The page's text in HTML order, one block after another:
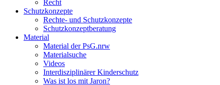
Recht
Schutzkonzepte
Rechte- und Schutzkonzepte
Schutzkonzeptberatung
Material
Material der PsG.nrw
Materialsuche
Videos
Interdisziplinärer Kinderschutz
Was ist los mit Jaron?